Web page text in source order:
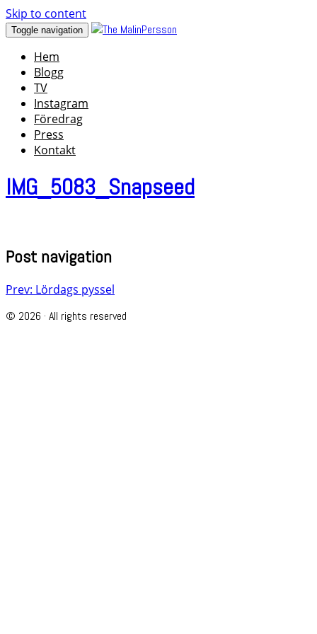
Skip to content
Toggle navigation
Hem
Blogg
TV
Instagram
Föredrag
Press
Kontakt
IMG_5083_Snapseed
Post navigation
Prev: Lördags pyssel
© 2026 · All rights reserved